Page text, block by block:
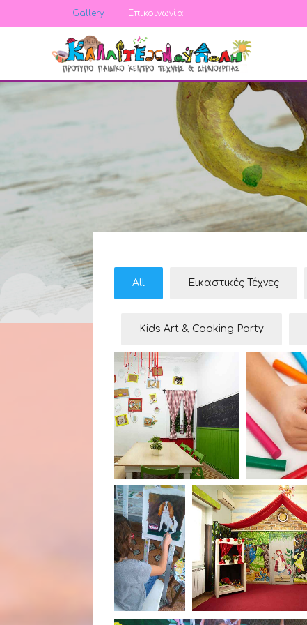
Gallery Επικοινωνία
All Εικαστικές Τέχνες
Kids Art & Cooking Party